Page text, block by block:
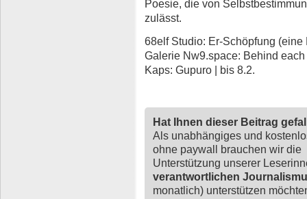
Poesie, die von
zulässt.
68elf Studio: Er-Schöpfung
Galerie Nw9.space: Behind
Kaps: Gupuro | bis 8.2.
Hat Ihnen dieser Beitrag
Als unabhängiges und
ohne paywall brauchen wir die
Unterstützung unserer
verantwortlichen
monatlich) unterstützen